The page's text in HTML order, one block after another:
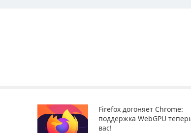
Firefox догоняет Chrome:
поддержка WebGPU
вас!